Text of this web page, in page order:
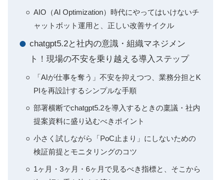
AIO（AI Optimization）時代にやってはいけないチ
ャットボット運用と、正しい改善サイクル
chatgpt5.2と社内の意識・組織マネジメン
ト！現場の不安を乗り越える導入ステップ
「AIが仕事を奪う」不安を抑えつつ、業務分担とK
PIを再設計するシンプルな手順
部署横断でchatgpt5.2を導入するときの稟議・社内
提案資料に盛り込むべきポイント
小さく試しながら「PoC止まり」にしないための
検証前提とモニタリングのコツ
1ヶ月・3ヶ月・6ヶ月で見るべき指標と、そこから